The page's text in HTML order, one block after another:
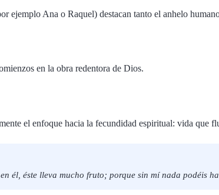
ejemplo Ana o Raquel) destacan tanto el anhelo
en la obra redentora de Dios.
el enfoque hacia la fecundidad espiritual: vida que
él, éste lleva mucho fruto; porque sin mí nada podéis